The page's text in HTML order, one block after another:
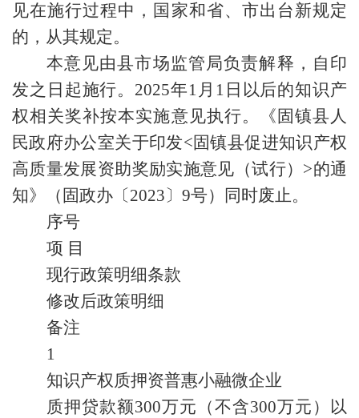
见在施行过程中，国家和省、市出台新规定
的，从其规定。
本意见由县市场监管局负责解释，自印
发之日起施行。2025年1月1日以后的知识产
权相关奖补按本实施意见执行。《固镇县人
民政府办公室关于印发<固镇县促进知识产权
高质量发展资助奖励实施意见（试行）>的通
知》（固政办〔2023〕9号）同时废止。
序号
项 目
现行政策明细条款
修改后政策明细
备注
1
知识产权质押资普惠小融微企业
质押贷款额300万元（不含300万元）以